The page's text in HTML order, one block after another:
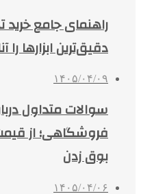
راهنمای جامع خرید
دقیق‌ترین ابزارها را
۱۴۰۵/۰۴/۰۹
سوالات متداول
فروشگاهی؛ از
بوق زدن
۱۴۰۵/۰۴/۰۶